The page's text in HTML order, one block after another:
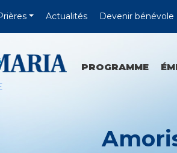
Actualités Devenir bénévole
PROGRAMME